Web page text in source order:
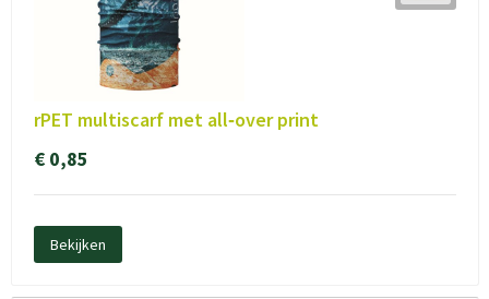
rPET multiscarf met all‑over print
€ 0,85
Bekijken